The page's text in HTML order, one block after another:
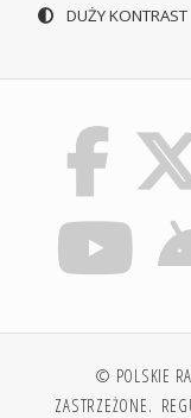
DUŻY KONTRAST
© POLSKIE
ZASTRZEŻONE.